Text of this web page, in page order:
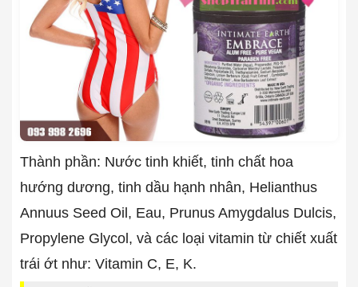
Thành phần: Nước tinh khiết, tinh chất hoa
hướng dương, tinh dầu hạnh nhân, Helianthus
Annuus Seed Oil, Eau, Prunus Amygdalus Dulcis,
Propylene Glycol, và các loại vitamin từ chiết xuất
trái ớt như: Vitamin C, E, K.